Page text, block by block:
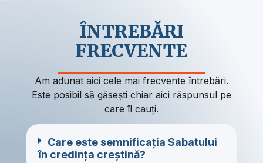
ÎNTREBĂRI
FRECVENTE
Am adunat aici cele mai frecvente întrebări.
Este posibil să găsești chiar aici răspunsul pe
care îl cauți.
Care este semnificația Sabatului
în credința creștină?